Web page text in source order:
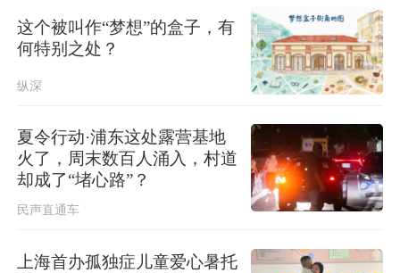
台风“白海豚”影响我国已成定局 即将
进入48小时台风警戒线
外交部：日本“再军事化”已成地区和平
稳现实威胁，必须高度警惕
这个被叫作“梦想”的盒子，有
何特别之处？
纵深
夏令行动·浦东这处露营基地
火了，周末数百人涌入，村道
却成了“堵心路”？
民声直通车
上海首办孤独症儿童爱心暑托